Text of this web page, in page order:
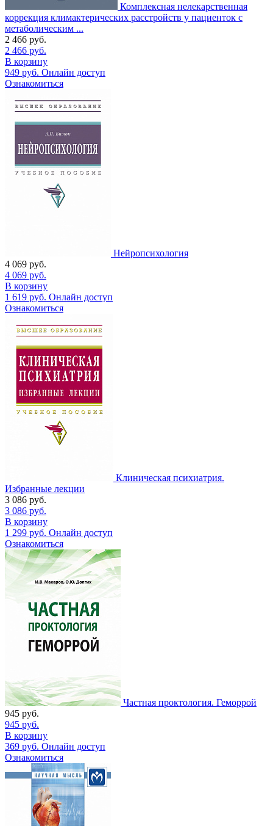
Комплексная нелекарственная
коррекция климактерических расстройств у пациенток с
метаболическим ...
2 466 руб.
2 466 руб.
В корзину
949 руб. Онлайн доступ
Ознакомиться
Нейропсихология
4 069 руб.
4 069 руб.
В корзину
1 619 руб. Онлайн доступ
Ознакомиться
Клиническая психиатрия.
Избранные лекции
3 086 руб.
3 086 руб.
В корзину
1 299 руб. Онлайн доступ
Ознакомиться
Частная проктология. Геморрой
945 руб.
945 руб.
В корзину
369 руб. Онлайн доступ
Ознакомиться